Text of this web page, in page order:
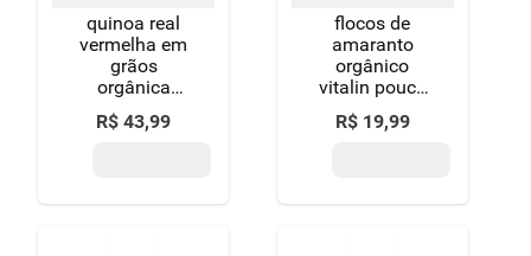
quinoa real
vermelha em
grãos
orgânica
vitalin pouch
200g
R$ 43,99
flocos de
amaranto
orgânico
vitalin pouch
150g
R$ 19,99